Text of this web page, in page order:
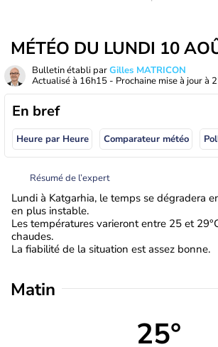
MÉTÉO DU LUNDI 10
Bulletin établi parGilles MATRICON
Actualisé à 16h15 - Prochaine mise à jour à
En bref
Heure par Heure Comparateur météo
Résumé de l’expert
Lundi à Katgarhia, le temps se dégradera
en plus instable.
Les températures varieront entre 25 et
chaudes.
La fiabilité de la situation est assez bonne.
Matin
25°